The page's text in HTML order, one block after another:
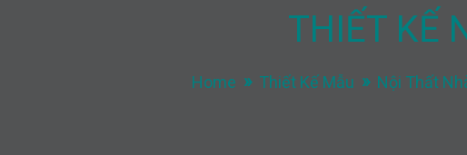
THIẾT KẾ
Home Thiết Kế Mẫu Nội Thất